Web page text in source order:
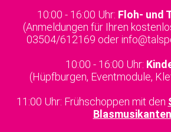
10:00 - 16:00 Uhr: Floh- und
(Anmeldungen für Ihren
03504/612169 oder
10:00 - 16:00 Uhr:
(Hüpfburgen, Eventmodule,
11:00 Uhr: Frühschoppen mit den
Blasmusikanten